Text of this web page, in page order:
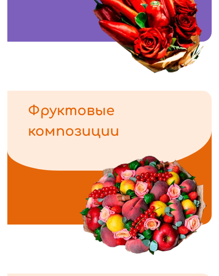
Фруктовые
композиции